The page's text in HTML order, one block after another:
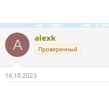
A alexk
Проверенный
16.10.2023